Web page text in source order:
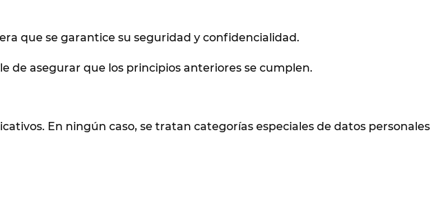
que se garantice su seguridad y confidencialidad.
de asegurar que los principios anteriores se cumplen.
En ningún caso, se tratan categorías especiales de datos personales